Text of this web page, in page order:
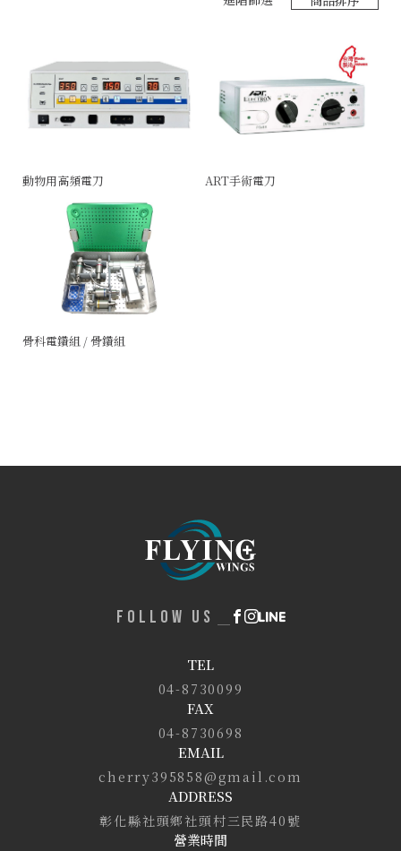
動物用高頻電刀 ART手術電刀
骨科電鑽組 / 骨鑽組
TEL
04-8730099
FAX
04-8730698
EMAIL
cherry395858@gmail.com
ADDRESS
彰化縣社頭鄉社頭村三民路40號
營業時間
FOLLOW US